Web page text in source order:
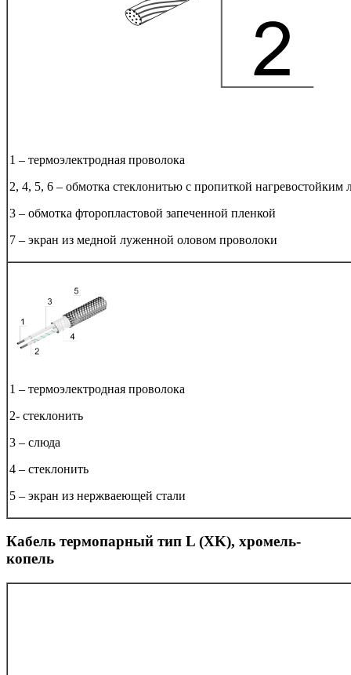
1 – термоэлектродная проволока
2, 4, 5, 6 – обмотка стеклонитью с пропиткой нагревостойким
3 – обмотка фторопластовой запеченной пленкой
7 – экран из медной луженной оловом проволоки
1 – термоэлектродная проволока
2- стеклонить
3 – слюда
4 – стеклонить
5 – экран из нержваеющей стали
Кабель термопарный тип L (ХK), хромель-
копель